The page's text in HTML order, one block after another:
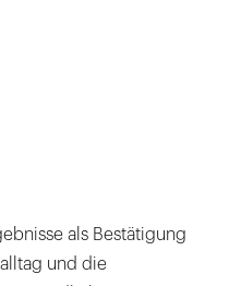
als Bestätigung
und die